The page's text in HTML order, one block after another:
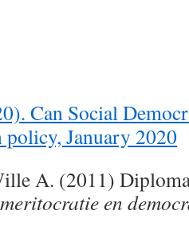
Can Social
January 2020
A. (2011)
en